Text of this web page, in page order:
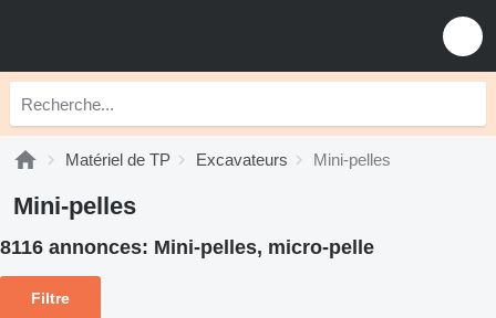
Matériel de TP Excavateurs Mini-pelles
Mini-pelles
8116 annonces: Mini-pelles, micro-pelle
Filtre